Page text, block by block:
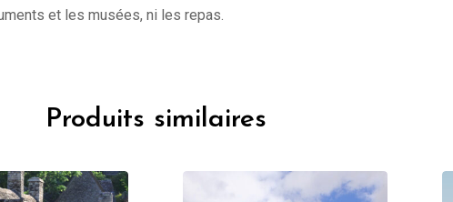
et les musées, ni les repas.
Produits similaires